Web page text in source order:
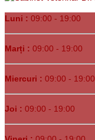
Luni : 09:00 - 19:00
Marți : 09:00 - 19:00
Miercuri : 09:00 - 19:00
Joi : 09:00 - 19:00